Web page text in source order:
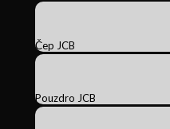
Čep JCB
Pouzdro JCB